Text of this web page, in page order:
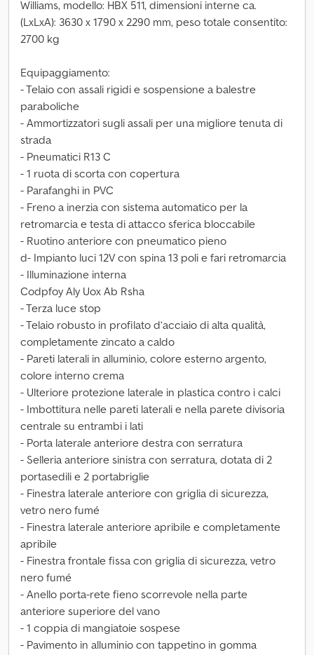
Williams, modello: HBX 511, dimensioni interne ca.
(LxLxA): 3630 x 1790 x 2290 mm, peso totale consentito:
2700 kg
Equipaggiamento:
- Telaio con assali rigidi e sospensione a balestre
paraboliche
- Ammortizzatori sugli assali per una migliore tenuta di
strada
- Pneumatici R13 C
- 1 ruota di scorta con copertura
- Parafanghi in PVC
- Freno a inerzia con sistema automatico per la
retromarcia e testa di attacco sferica bloccabile
- Ruotino anteriore con pneumatico pieno
d- Impianto luci 12V con spina 13 poli e fari retromarcia
- Illuminazione interna
Codpfoy Aly Uox Ab Rsha
- Terza luce stop
- Telaio robusto in profilato d’acciaio di alta qualità,
completamente zincato a caldo
- Pareti laterali in alluminio, colore esterno argento,
colore interno crema
- Ulteriore protezione laterale in plastica contro i calci
- Imbottitura nelle pareti laterali e nella parete divisoria
centrale su entrambi i lati
- Porta laterale anteriore destra con serratura
- Selleria anteriore sinistra con serratura, dotata di 2
portasedili e 2 portabriglie
- Finestra laterale anteriore con griglia di sicurezza,
vetro nero fumé
- Finestra laterale anteriore apribile e completamente
apribile
- Finestra frontale fissa con griglia di sicurezza, vetro
nero fumé
- Anello porta-rete fieno scorrevole nella parte
anteriore superiore del vano
- 1 coppia di mangiatoie sospese
- Pavimento in alluminio con tappetino in gomma